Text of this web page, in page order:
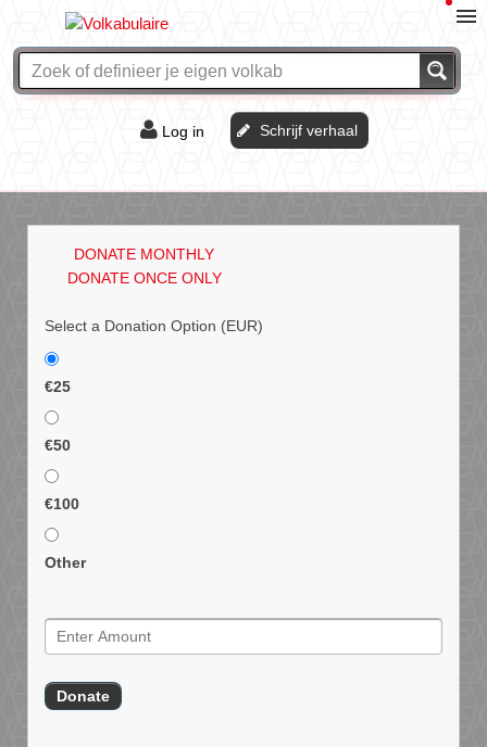
Log in Schrijf verhaal
DONATE MONTHLY
DONATE ONCE ONLY
Select a Donation Option (EUR)
€25
€50
€100
Other